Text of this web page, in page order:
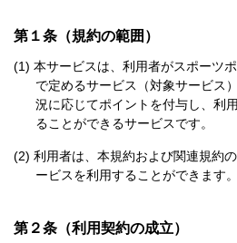
第１条（規約の範囲）
本サービスは、利用者がスポーツ
で定めるサービス（対象サービス
況に応じてポイントを付与し、利
ることができるサービスです。
利用者は、本規約および関連規約
ービスを利用することができます。
第２条（利用契約の成立）